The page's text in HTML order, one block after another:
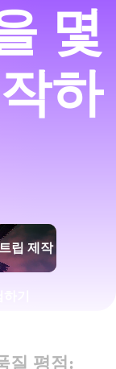
몇
하
립 제작
질 평점: